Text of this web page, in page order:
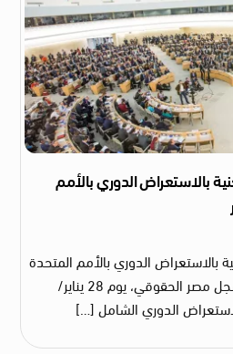
بالاستعراض الدوري بالأمم
الدوري بالأمم المتحدة
أنها بصدد مراجعة وفحص سجل مصر الحقوقي، يوم 28 يناير/
الدوري الشامل […]